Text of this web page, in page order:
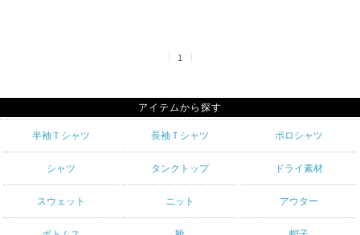
1
アイテムから探す
半袖Ｔシャツ 長袖Ｔシャツ ポロシャツ
シャツ タンクトップ ドライ素材
スウェット ニット アウター